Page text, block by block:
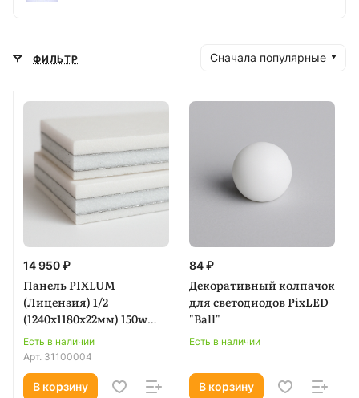
ФИЛЬТР Сначала популярные
14 950 ₽
Панель PIXLUM
(Лицензия) 1/2
(1240х1180х22мм) 150w
max.
Есть в наличии
Арт. 31100004
В корзину
84 ₽
Декоративный колпачок
для светодиодов PixLED
"Ball"
Есть в наличии
В корзину